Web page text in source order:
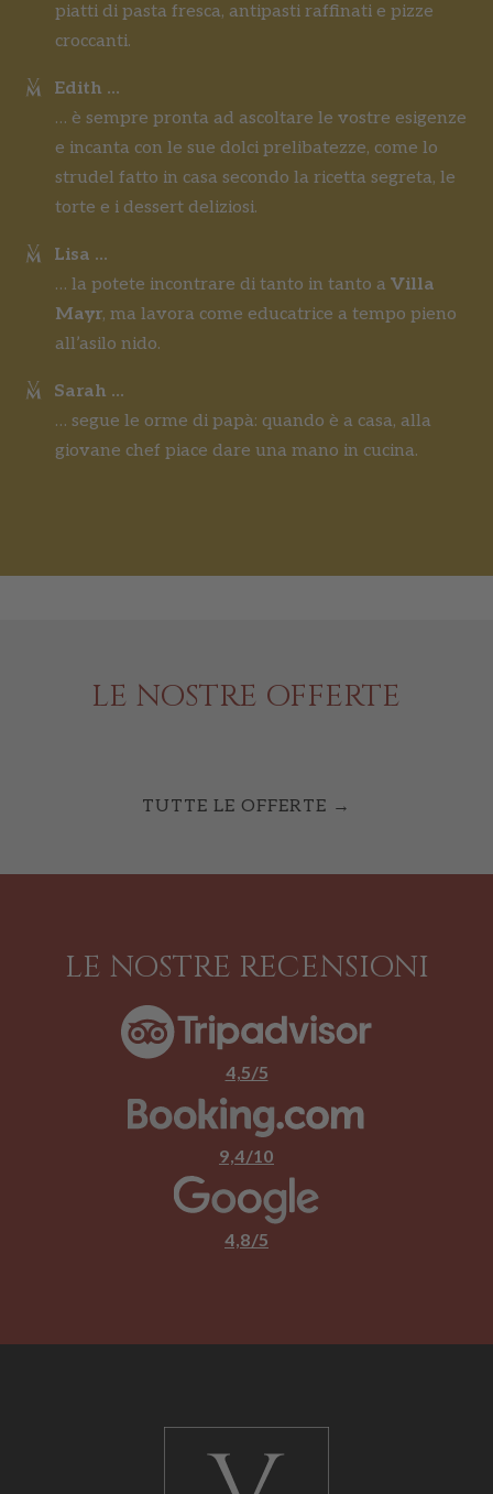
piatti di pasta fresca, antipasti raffinati e pizze
croccanti.
Edith ...
… è sempre pronta ad ascoltare le vostre esigenze
e incanta con le sue dolci prelibatezze, come lo
strudel fatto in casa secondo la ricetta segreta, le
torte e i dessert deliziosi.
Lisa ...
… la potete incontrare di tanto in tanto aVilla
Mayr, ma lavora come educatrice a tempo pieno
all’asilo nido.
Sarah ...
… segue le orme di papà: quando è a casa, alla
giovane chef piace dare una mano in cucina.
LE NOSTRE OFFERTE
TUTTE LE OFFERTE
LE NOSTRE RECENSIONI
4,5/5
9,4/10
4,8/5